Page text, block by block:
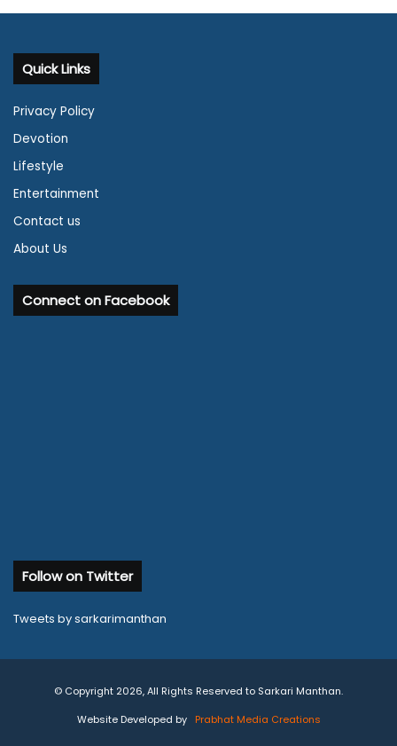
Quick Links
Privacy Policy
Devotion
Lifestyle
Entertainment
Contact us
About Us
Connect on Facebook
Follow on Twitter
Tweets by sarkarimanthan
© Copyright 2026, All Rights Reserved to Sarkari Manthan.
Website Developed by
Prabhat Media Creations